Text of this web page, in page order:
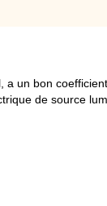
un bon
de source